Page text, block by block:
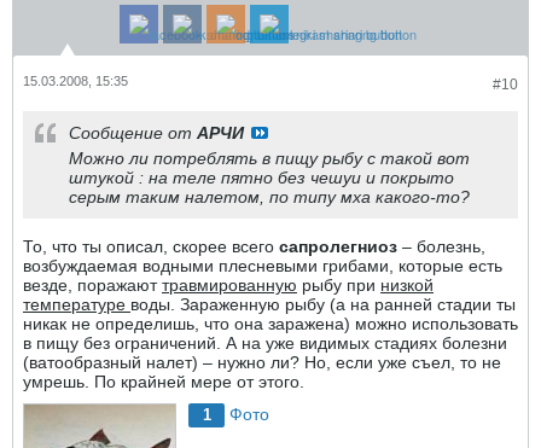
#10
15.03.2008, 15:35
Сообщение от АРЧИ
Можно ли потреблять в пищу рыбу с такой вот
штукой : на теле пятно без чешуи и покрыто
серым таким налетом, по типу мха какого-то?
То, что ты описал, скорее всего сапролегниоз – болезнь,
возбуждаемая водными плесневыми грибами, которые есть
везде, поражаюттравмированную рыбу при низкой
температуре воды. Зараженную рыбу (а на ранней стадии ты
никак не определишь, что она заражена) можно использовать
в пищу без ограничений. А на уже видимых стадиях болезни
(ватообразный налет) – нужно ли? Но, если уже съел, то не
умрешь. По крайней мере от этого.
1 Фото